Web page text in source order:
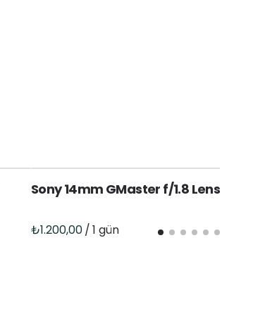
Sony 14mm GMaster f/1.8 Lens (E)
/